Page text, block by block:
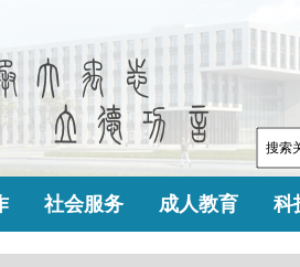
社会服务 成人教育 科